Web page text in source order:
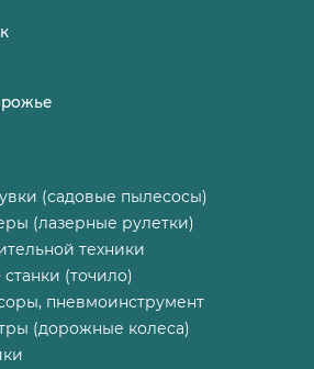
(садовые пылесосы)
(лазерные рулетки)
техники
(точило)
пневмоинструмент
(дорожные колеса)